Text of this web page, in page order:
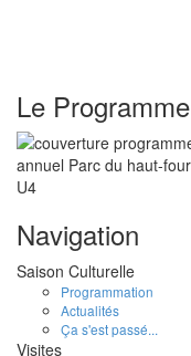
Le Programme
Navigation
Saison Culturelle
Programmation
Actualités
Ça s'est passé...
Visites